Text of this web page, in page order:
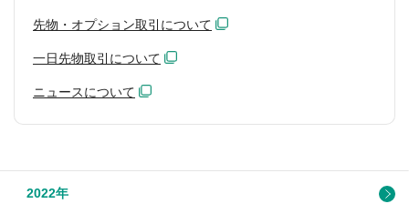
先物・オプション取引について
一日先物取引について
ニュースについて
2022年